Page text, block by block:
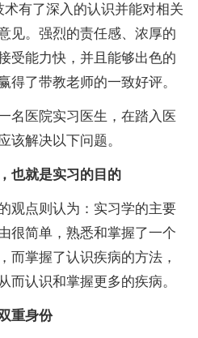
有了深入的认识并能对相关
见。强烈的责任感、浓厚的
受能力快，并且能够出色的
得了带教老师的一致好评。
医院实习医生，在踏入医
该解决以下问题。
也就是实习的目的
点则认为：实习学的主要
很简单，熟悉和掌握了一个
而掌握了认识疾病的方法，
而认识和掌握更多的疾病。
重身份